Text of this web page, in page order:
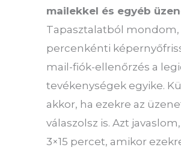
mailekkel és egyéb
Tapasztalatból mondom,
percenkénti
mail-fiók-ellenőrzés a
tevékenységek egyike.
akkor, ha ezekre az
válaszolsz is. Azt
3×15 percet, amikor